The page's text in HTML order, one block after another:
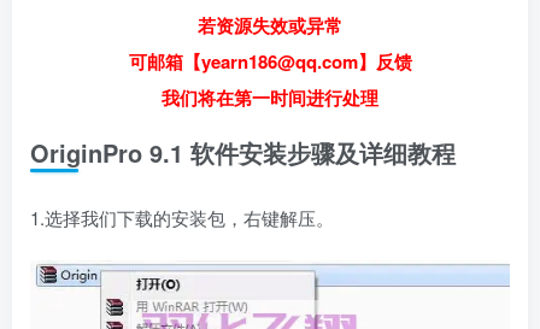
若资源失效或异常
可邮箱【yearn186@qq.com】反馈
我们将在第一时间进行处理
OriginPro 9.1 软件安装步骤及详细教程
1.选择我们下载的安装包，右键解压。